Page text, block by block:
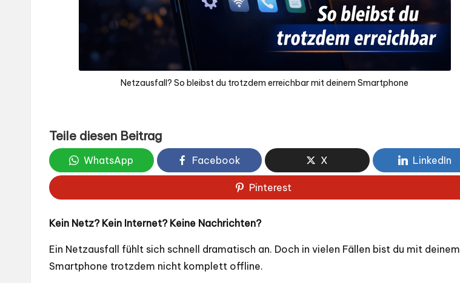
Netzausfall? So bleibst du trotzdem erreichbar mit deinem Smartphone
Teile diesen Beitrag
WhatsApp Facebook X LinkedIn
Pinterest
Kein Netz? Kein Internet? Keine Nachrichten?
Ein Netzausfall fühlt sich schnell dramatisch an. Doch in vielen Fällen bist du mit deinem
Smartphone trotzdem nicht komplett offline.